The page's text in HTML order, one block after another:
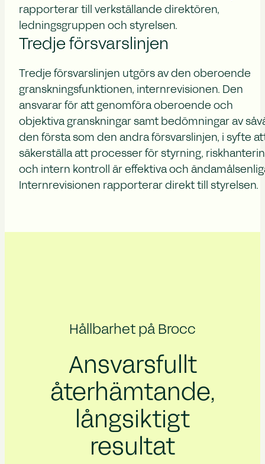
rapporterar till verkställande direktören,
ledningsgruppen och styrelsen.
Tredje försvarslinjen
Tredje försvarslinjen utgörs av den oberoende
granskningsfunktionen, internrevisionen. Den
ansvarar för att genomföra oberoende och
objektiva granskningar samt bedömningar av
den första som den andra försvarslinjen, i syfte
säkerställa att processer för styrning,
och intern kontroll är effektiva och
Internrevisionen rapporterar direkt till styrelsen.
Hållbarhet på Brocc
Ansvarsfullt
återhämtande,
långsiktigt
resultat